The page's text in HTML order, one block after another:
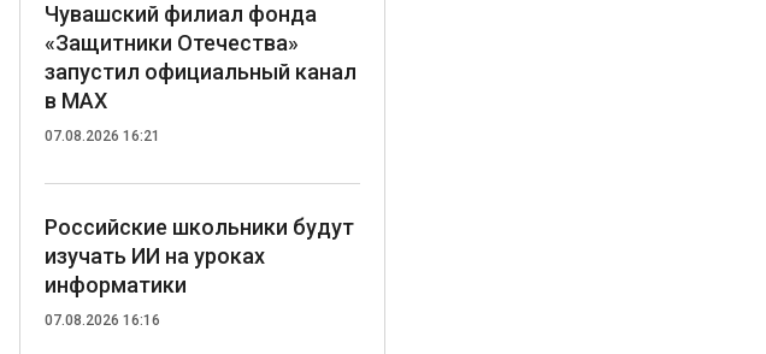
Чувашский филиал фонда
«Защитники Отечества»
запустил официальный канал
в MAX
07.08.2026 16:21
Российские школьники будут
изучать ИИ на уроках
информатики
07.08.2026 16:16